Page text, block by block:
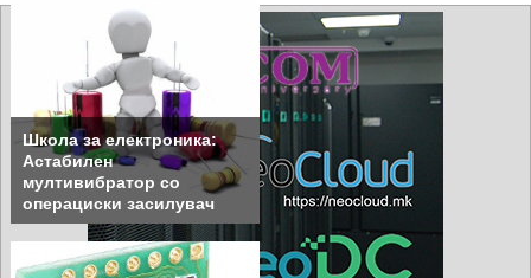
Школа за електроника:
Астабилен
мултивибратор со
операциски засилувач